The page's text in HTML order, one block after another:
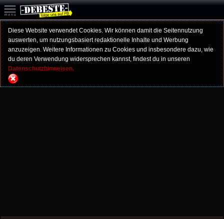
Diese Website verwendet Cookies. Wir können damit die Seitennutzung
auswerten, um nutzungsbasiert redaktionelle Inhalte und Werbung
anzuzeigen. Weitere Informationen zu Cookies und insbesondere dazu, wie
du deren Verwendung widersprechen kannst, findest du in unseren
Datenschutzhinweisen.